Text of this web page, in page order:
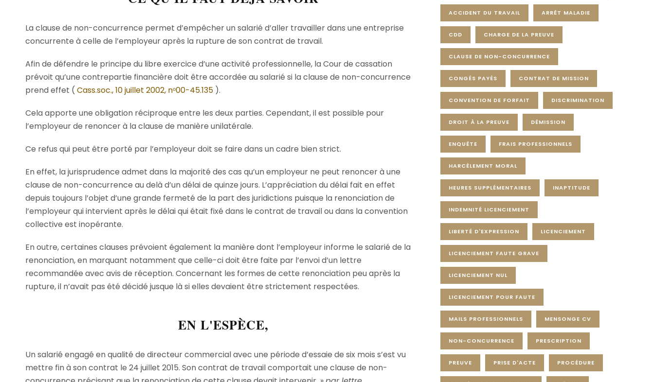
La clause de non-concurrence permet d’empêcher un salarié d’aller travailler dans une entreprise
concurrente à celle de l’employeur après la rupture de son contrat de travail.
Afin de défendre le principe du libre exercice d’une activité professionnelle, la Cour de cassation
prévoit qu’une contrepartie financière doit être accordée au salarié si la clause de non-concurrence
prend effet ( Cass.soc., 10 juillet 2002, nᵒ00-45.135 ).
Cela apporte une obligation réciproque entre les deux parties. Cependant, il est possible pour
l’employeur de renoncer à la clause de manière unilatérale.
Ce refus qui peut être porté par l’employeur doit se faire dans un cadre bien strict.
En effet, la jurisprudence admet dans la majorité des cas qu’un employeur ne peut renoncer à une
clause de non-concurrence au delà d’un délai de quinze jours. L’appréciation du délai fait en effet
depuis toujours l’objet d’une grande fermeté de la part des juridictions puisque la renonciation de
l’employeur qui intervient après le délai qui était fixé dans le contrat de travail ou dans la convention
collective est inopérante.
En outre, certaines clauses prévoient également la manière dont l’employeur informe le salarié de la
renonciation, en marquant notamment que celle-ci doit être faite par l’envoi d’un lettre
recommandée avec avis de réception. Concernant les formes de cette renonciation peu après la
rupture, il n’avait pas été décidé jusque là si elles devaient être strictement respectées.
EN L'ESPÈCE,
Un salarié engagé en qualité de directeur commercial avec une période d’essaie de six mois s’est vu
mettre fin à son contrat le 24 juillet 2015. Son contrat de travail comportait une clause de non-
ACCIDENT DU TRAVAIL ARRÊT MALADIE
CDD CHARGE DE LA PREUVE
CLAUSE DE NON-CONCURRENCE
CONGÉS PAYÉS CONTRAT DE MISSION
CONVENTION DE FORFAIT DISCRIMINATION
DROIT À LA PREUVE DÉMISSION
ENQUÊTE FRAIS PROFESSIONNELS
HARCÈLEMENT MORAL
HEURES SUPPLÉMENTAIRES INAPTITUDE
INDEMNITÉ LICENCIEMENT
LIBERTÉ D'EXPRESSION LICENCIEMENT
LICENCIEMENT FAUTE GRAVE
LICENCIEMENT NUL
LICENCIEMENT POUR FAUTE
MAILS PROFESSIONNELS MENSONGE CV
NON-CONCURRENCE PRESCRIPTION
PREUVE PRISE D'ACTE PROCÉDURE